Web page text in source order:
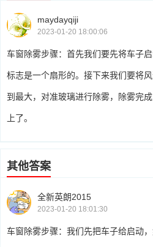
maydayqiji
2023-01-20 18:00:06
车窗除雾步骤：首先我们要先将车子
标志是一个扇形的。接下来我们要将
到最大，对准玻璃进行除雾，除雾完
上了。
其他答案
全新英朗2015
2023-01-20 18:01:30
车窗除雾步骤：我们先把车子给启动